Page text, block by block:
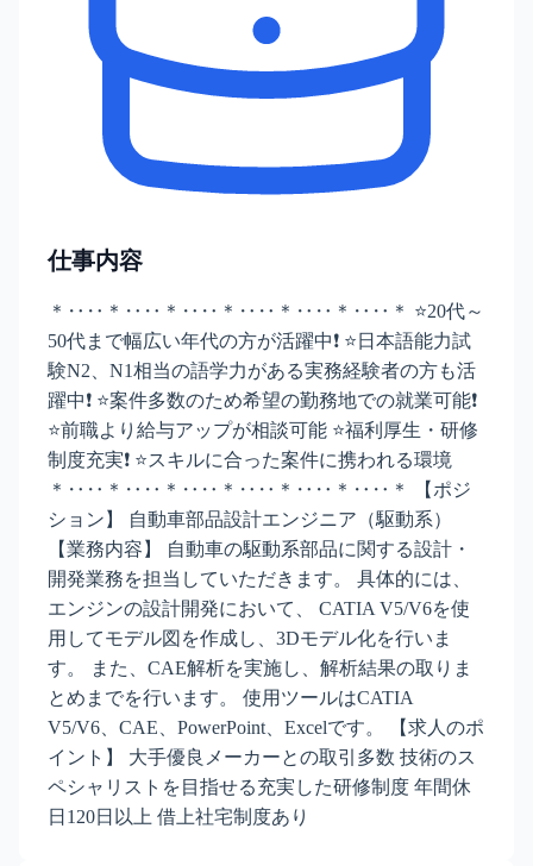
仕事内容
＊‥‥＊‥‥＊‥‥＊‥‥＊‥‥＊‥‥＊ ⭐20代～
50代まで幅広い年代の方が活躍中❗ ⭐日本語能力試
験N2、N1相当の語学力がある実務経験者の方も活
躍中❗ ⭐案件多数のため希望の勤務地での就業可能❗
⭐前職より給与アップが相談可能 ⭐福利厚生・研修
制度充実❗ ⭐スキルに合った案件に携われる環境
＊‥‥＊‥‥＊‥‥＊‥‥＊‥‥＊‥‥＊ 【ポジ
ション】 自動車部品設計エンジニア（駆動系）
【業務内容】 自動車の駆動系部品に関する設計・
開発業務を担当していただきます。 具体的には、
エンジンの設計開発において、 CATIA V5/V6を使
用してモデル図を作成し、3Dモデル化を行いま
す。 また、CAE解析を実施し、解析結果の取りま
とめまでを行います。 使用ツールはCATIA
V5/V6、CAE、PowerPoint、Excelです。 【求人のポ
イント】 大手優良メーカーとの取引多数 技術のス
ペシャリストを目指せる充実した研修制度 年間休
日120日以上 借上社宅制度あり